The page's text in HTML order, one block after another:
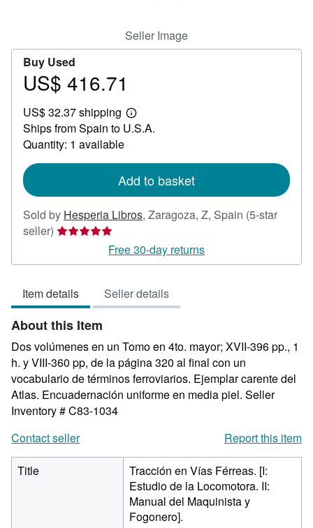
Seller Image
Buy Used
Price
416.71
US$ 416.71
US$ 32.37 shipping
Learn
more
Ships from Spain to U.S.A.
Quantity: 1 available
Add to basket
Sold by Hesperia Libros, Zaragoza, Z, Spain (5-star
seller) Seller
5
of
5
stars
Free 30-day returns
Item details Seller details
About this Item
Dos volúmenes en un Tomo en 4to. mayor; XVII-396 pp., 1
h. y VIII-360 pp, de la página 320 al final con un
vocabulario de términos ferroviarios. Ejemplar carente del
Atlas. Encuadernación uniforme en media piel. Seller
Inventory # C83-1034
Contact seller
Report this item
Title
Tracción en Vías Férreas. [I:
Estudio de la Locomotora. II:
Manual del Maquinista y
Fogonero].